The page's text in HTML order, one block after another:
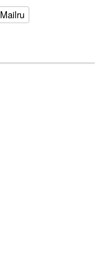
Mailru